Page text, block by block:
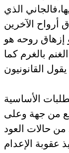
الذي
الآخرين
روحه هو
بالغرم كما
يقول القانونيون
الأساسية
من جهة وعلى
حالات العود
الإعدام